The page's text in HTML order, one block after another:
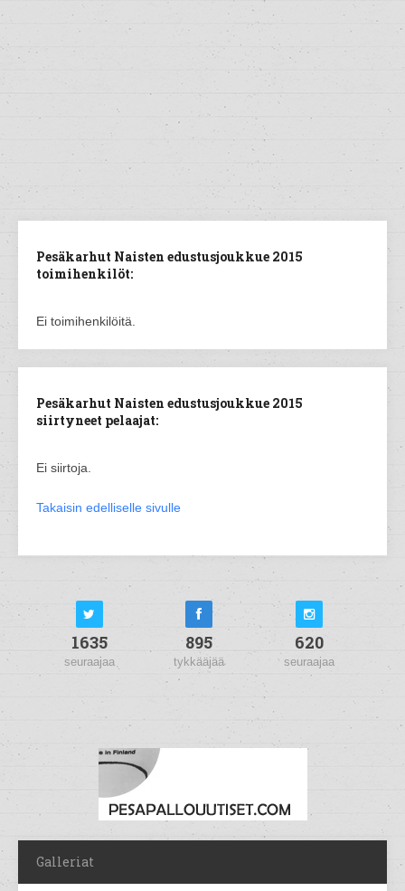
Pesäkarhut Naisten edustusjoukkue 2015
toimihenkilöt:
Ei toimihenkilöitä.
Pesäkarhut Naisten edustusjoukkue 2015
siirtyneet pelaajat:
Ei siirtoja.
Takaisin edelliselle sivulle
1635
seuraajaa
895
tykkääjää
620
seuraajaa
Galleriat